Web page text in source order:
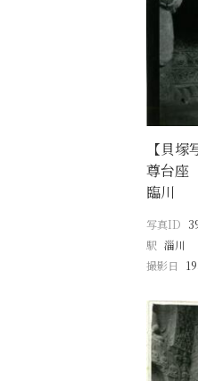
【貝
尊台
臨川
写真ID
駅 淄川
撮影日